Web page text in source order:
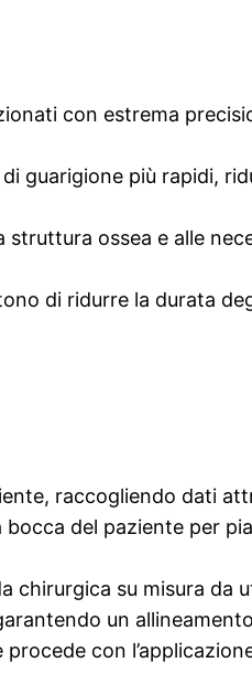
con estrema
guarigione più rapidi,
ossea e alle
di ridurre la durata
raccogliendo dati
del paziente per
su misura da
un
con